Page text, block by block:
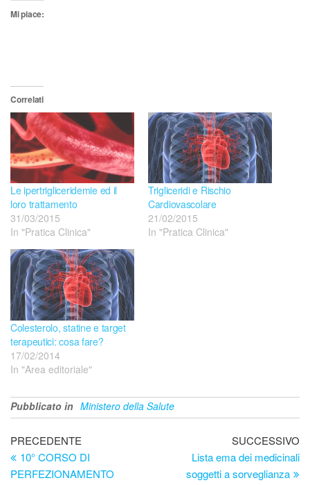
Mi piace:
Correlati
Le ipertrigliceridemie ed il
loro trattamento
31/03/2015
In "Pratica Clinica"
Trigliceridi e Rischio
Cardiovascolare
21/02/2015
In "Pratica Clinica"
Colesterolo, statine e target
terapeutici: cosa fare?
17/02/2014
In "Area editoriale"
Pubblicato in Ministero della Salute
Navigazione
articoli
Articolo
precedente
PRECEDENTE
10° CORSO DI
PERFEZIONAMENTO
SUCCESSIVO
Lista ema dei medicinali
soggetti a sorveglianza